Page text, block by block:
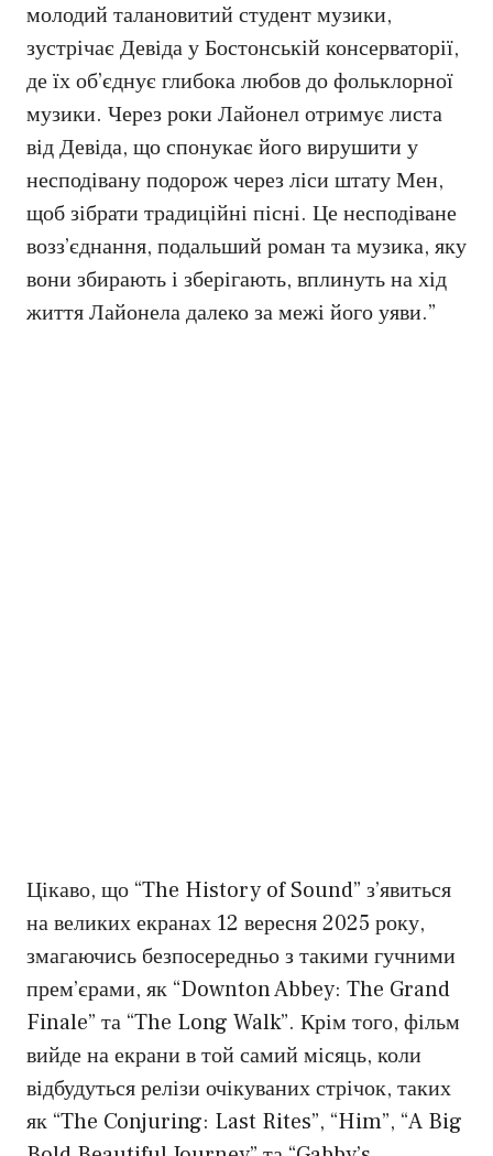
молодий талановитий студент музики,
зустрічає Девіда у Бостонській консерваторії,
де їх об’єднує глибока любов до фольклорної
музики. Через роки Лайонел отримує листа
від Девіда, що спонукає його вирушити у
несподівану подорож через ліси штату Мен,
щоб зібрати традиційні пісні. Це несподіване
возз’єднання, подальший роман та музика, яку
вони збирають і зберігають, вплинуть на хід
життя Лайонела далеко за межі його уяви.”
Цікаво, що “The History of Sound” з’явиться
на великих екранах 12 вересня 2025 року,
змагаючись безпосередньо з такими гучними
прем’єрами, як “Downton Abbey: The Grand
Finale” та “The Long Walk”. Крім того, фільм
вийде на екрани в той самий місяць, коли
відбудуться релізи очікуваних стрічок, таких
як “The Conjuring: Last Rites”, “Him”, “A Big